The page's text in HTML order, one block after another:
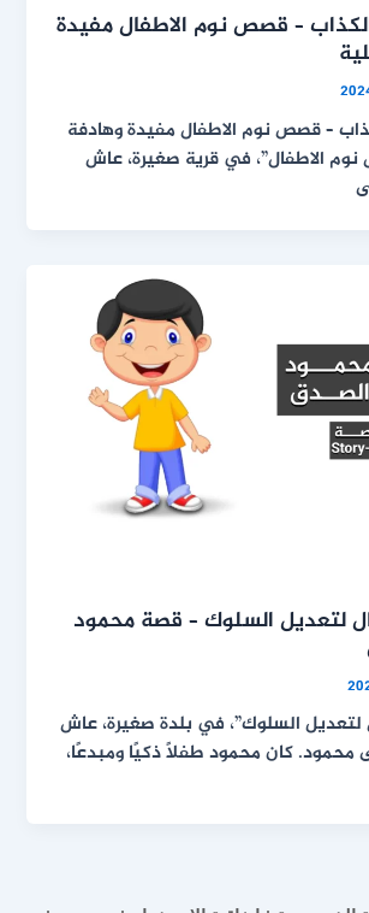
– قصص نوم الاطفال مفيدة
– قصص نوم الاطفال مفيدة وهادفة
الاطفال”، في قرية صغيرة، عاش
لتعديل السلوك – قصة محمود
السلوك”، في بلدة صغيرة، عاش
كان محمود طفلًا ذكيًا ومبدعًا،